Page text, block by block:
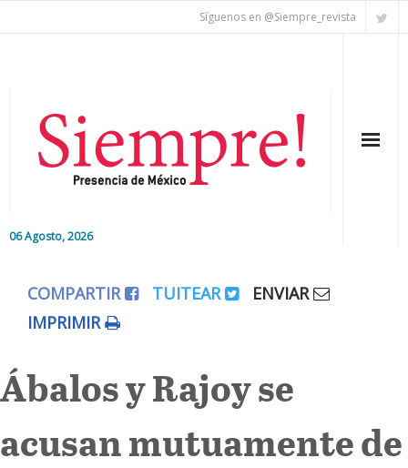
Síguenos en @Siempre_revista
06 Agosto, 2026
Editorial
Colaboradores
Internacional
COMPARTIR TUITEAR
ENVIAR
IMPRIMIR
Ábalos y Rajoy se
acusan mutuamente de